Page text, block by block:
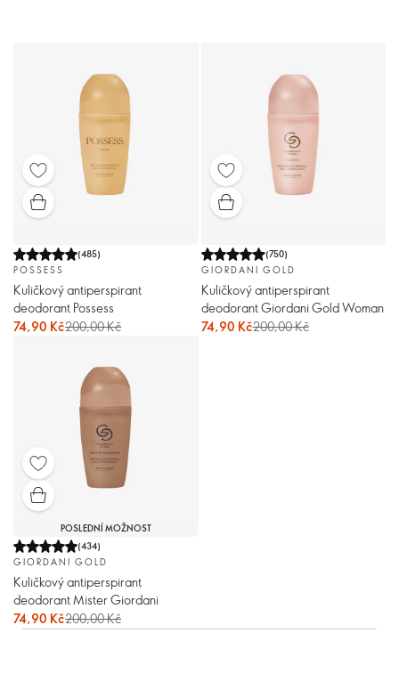
(485)
POSSESS
Kuličkový antiperspirant
deodorant Possess
74,90 Kč200,00 Kč
(750)
GIORDANI GOLD
Kuličkový antiperspirant
deodorant Giordani Gold Woman
74,90 Kč200,00 Kč
POSLEDNÍ MOŽNOST
(434)
GIORDANI GOLD
Kuličkový antiperspirant
deodorant Mister Giordani
74,90 Kč200,00 Kč